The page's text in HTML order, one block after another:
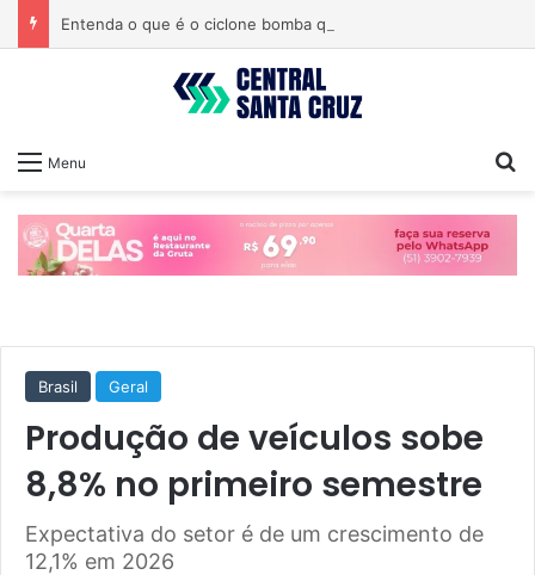
Menu
Brasil Geral
Produção de veículos sobe
8,8% no primeiro semestre
Expectativa do setor é de um crescimento de
12,1% em 2026